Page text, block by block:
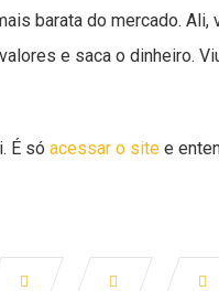
barata do mercado. Ali,
e saca o dinheiro.
É só acessar o site e